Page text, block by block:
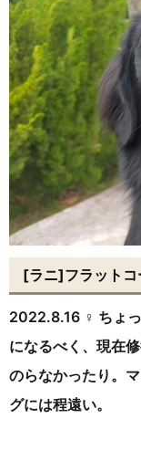
[ラニ]フラットコ
2022.8.16 ♀ ちょ
になるべく、現在
のらなかったり。
グには程遠い。